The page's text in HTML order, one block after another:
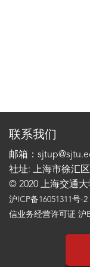
联系我们
邮箱：
社址: 上海市徐汇
© 2020 上海交通大
沪ICP备16051311号-2
信业务经营许可证 沪